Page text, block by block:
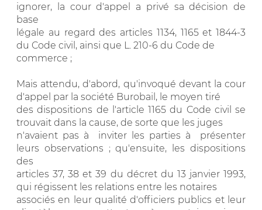
ignorer, la cour d'appel a privé sa décision de
base
légale au regard des articles 1134, 1165 et 1844-3
du Code civil, ainsi que L. 210-6 du Code de
commerce ;
Mais attendu, d'abord, qu'invoqué devant la cour
d'appel par la société Burobail, le moyen tiré
des dispositions de l'article 1165 du Code civil se
trouvait dans la cause, de sorte que les juges
n'avaient pas à inviter les parties à présenter
leurs observations ; qu'ensuite, les dispositions
des
articles 37, 38 et 39 du décret du 13 janvier 1993,
qui régissent les relations entre les notaires
associés en leur qualité d'officiers publics et leur